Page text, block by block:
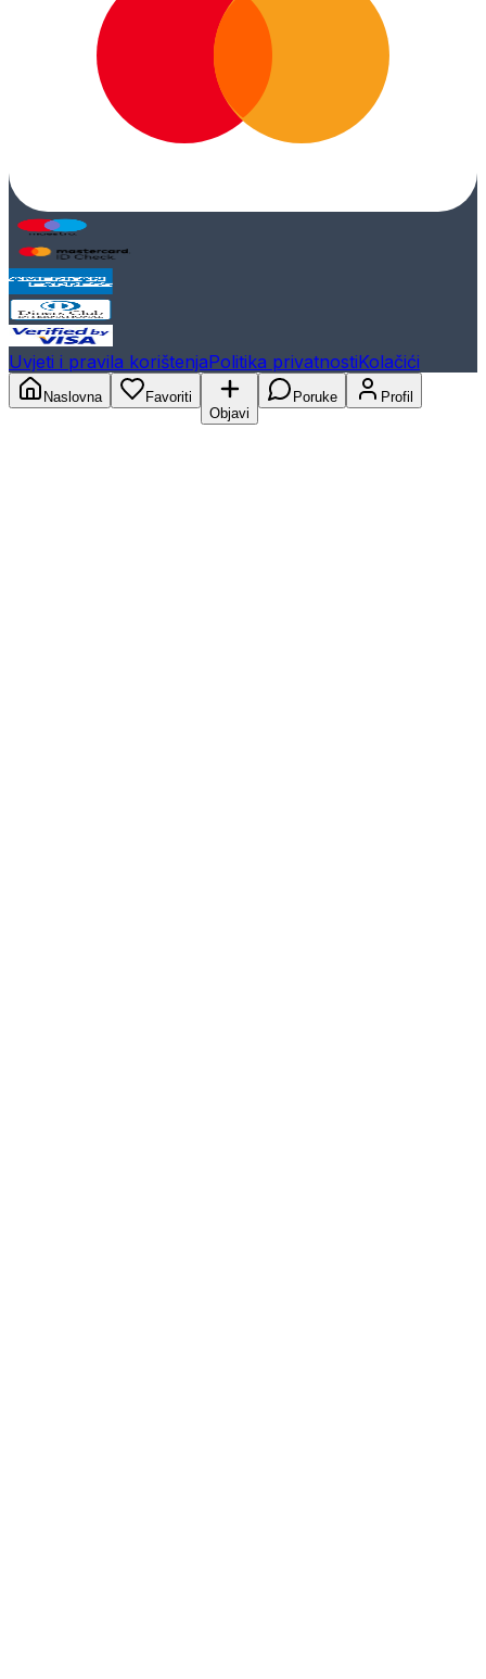
Uvjeti i pravila korištenjaPolitika privatnostiKolačići
Naslovna
Favoriti
Objavi
Poruke Profil